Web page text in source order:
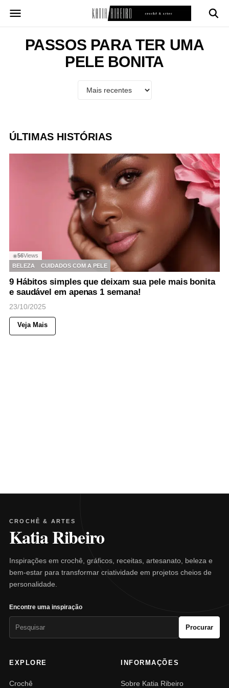
para
conteúdoPASSOS PARA TER UMA
PELE BONITA
ÚLTIMAS HISTÓRIAS
◉56Views
BELEZA
CUIDADOS COM A PELE
9 Hábitos simples que deixam sua pele mais bonita
e saudável em apenas 1 semana!
23/10/2025
Veja Mais
CROCHÊ & ARTES
Katia Ribeiro
Inspirações em crochê, gráficos, receitas, artesanato, beleza e
bem-estar para transformar criatividade em projetos cheios de
personalidade.
Encontre uma inspiração
Procurar
EXPLORE
Crochê
INFORMAÇÕES
Sobre Katia Ribeiro